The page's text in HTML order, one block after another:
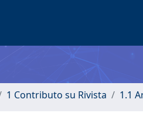
1 Contributo su Rivista 1.1